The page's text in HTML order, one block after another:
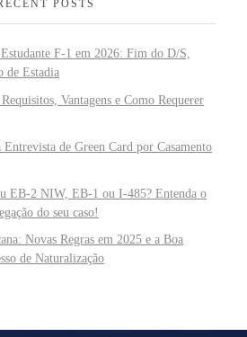
POSTS
F-1 em 2026: Fim do D/S,
de Estadia
Vantagens e Como Requerer
Entrevista de Green Card por Casamento
EB-2 NIW, EB-1 ou I-485? Entenda o
do seu caso!
Novas Regras em 2025 e a Boa
de Naturalização